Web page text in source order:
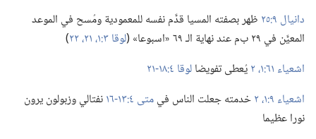
دانيال ٩:‏٢٥
ظهر بصفته المسيا قدَّم نفسه للمعمودية ومُسح في الموعد
المعيَّن في ٢٩ ب‌م عند نهاية الـ‍ ٦٩ «اسبوعا» (‏
لوقا ٣:‏​١،‏
‏)‏
اشعياء ٦١:‏​١،‏ ٢
يُعطى تفويضالوقا ٤:‏١٨-‏٢١
اشعياء ٩:‏​١،‏ ٢
خدمته جعلت الناس فيمتى ٤:‏١٣-‏١٦
نفتالي وزبولون يرون
نورا عظيما